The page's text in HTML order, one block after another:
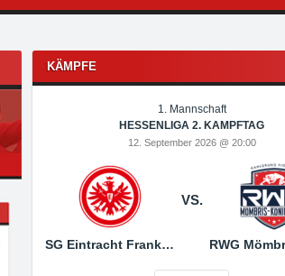
KÄMPFE
1. Mannschaft
HESSENLIGA 2. KAMPFTAG
12. September 2026 @ 20:00
SG Eintracht Frankfurt
VS.